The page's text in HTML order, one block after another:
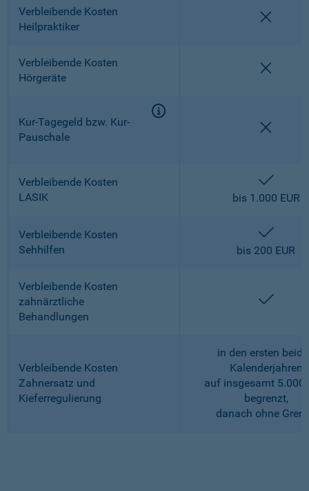
Verbleibende Kosten
Heilpraktiker
Verbleibende Kosten
Hörgeräte
Kur-Tagegeld bzw. Kur-
Pauschale
Verbleibende Kosten
LASIK
bis 1.000 EUR
Verbleibende Kosten
Sehhilfen
bis 200 EUR
Verbleibende Kosten
zahnärztliche
Behandlungen
Verbleibende Kosten
Zahnersatz und
Kieferregulierung
in den ersten
Kalenderjahren
auf insgesamt 5.000
begrenzt,
danach ohne